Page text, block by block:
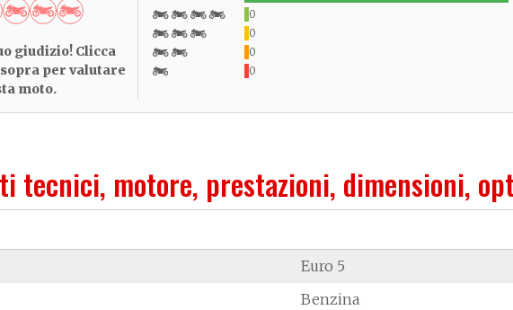
giudizio! Clicca
per valutare
moto.
0
0
0
0
tecnici, motore, prestazioni, dimensioni,
Euro 5
Benzina